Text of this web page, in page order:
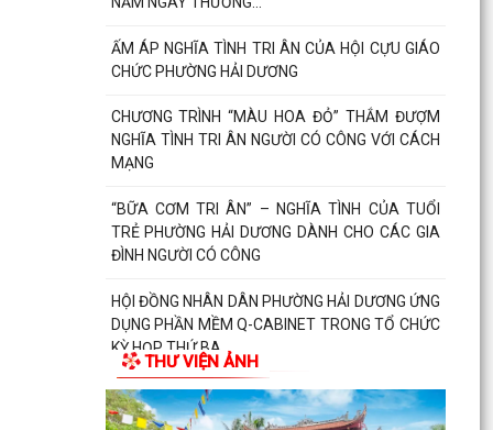
ẤM ÁP NGHĨA TÌNH TRI ÂN CỦA HỘI CỰU GIÁO
CHỨC PHƯỜNG HẢI DƯƠNG
CHƯƠNG TRÌNH “MÀU HOA ĐỎ” THẮM ĐƯỢM
NGHĨA TÌNH TRI ÂN NGƯỜI CÓ CÔNG VỚI CÁCH
MẠNG
“BỮA CƠM TRI ÂN” – NGHĨA TÌNH CỦA TUỔI
TRẺ PHƯỜNG HẢI DƯƠNG DÀNH CHO CÁC GIA
ĐÌNH NGƯỜI CÓ CÔNG
HỘI ĐỒNG NHÂN DÂN PHƯỜNG HẢI DƯƠNG ỨNG
DỤNG PHẦN MỀM Q-CABINET TRONG TỔ CHỨC
KỲ HỌP THỨ BA
THÔNG BÁO VỀ VIỆC PHỐI HỢP CUNG CẤP HỒ
SƠ, GIẤY TỜ VỀ QUYỀN SỬ DỤNG ĐẤT PHỤC VỤ
THƯ VIỆN ẢNH